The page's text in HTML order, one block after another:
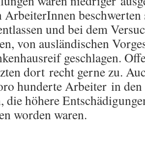
ArbeiterInnen
und bei dem
von ausländischen
geschlagen.
dort recht gerne zu.
hunderte Arbeiter in
die höhere
worden waren.